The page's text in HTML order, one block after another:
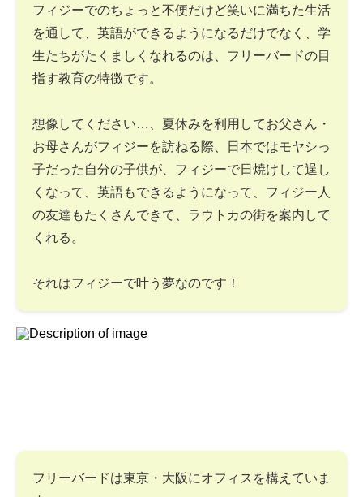
フィジーでのちょっと不便だけど笑いに満ちた生活
を通して、英語ができるようになるだけでなく、学
生たちがたくましくなれるのは、フリーバードの目
指す教育の特徴です。
想像してください…、夏休みを利用してお父さん・
お母さんがフィジーを訪ねる際、日本ではモヤシっ
子だった自分の子供が、フィジーで日焼けして逞し
くなって、英語もできるようになって、フィジー人
の友達もたくさんできて、ラウトカの街を案内して
くれる。
それはフィジーで叶う夢なのです！
フリーバードは東京・大阪にオフィスを構えていま